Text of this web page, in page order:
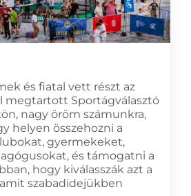
és fiatal vett részt az
megtartott Sportágválasztó
nagy öröm számunkra,
helyen összehozni a
gyermekeket,
és támogatni a
hogy kiválasszák azt a
szabadidejükben